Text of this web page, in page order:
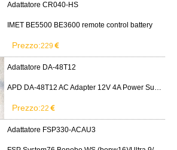
Adattatore CR040-HS
IMET BE5500 BE3600 remote control battery
Prezzo:229
Adattatore DA-48T12
APD DA-48T12 AC Adapter 12V 4A Power Supply Cord
Prezzo:22
Adattatore FSP330-ACAU3